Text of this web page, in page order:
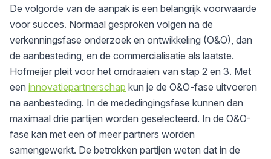
De volgorde van de aanpak is een belangrijk voorwaarde
voor succes. Normaal gesproken volgen na de
verkenningsfase onderzoek en ontwikkeling (O&O), dan
de aanbesteding, en de commercialisatie als laatste.
Hofmeijer pleit voor het omdraaien van stap 2 en 3. Met
een innovatiepartnerschap kun je de O&O-fase uitvoeren
na aanbesteding. In de mededingingsfase kunnen dan
maximaal drie partijen worden geselecteerd. In de O&O-
fase kan met een of meer partners worden
samengewerkt. De betrokken partijen weten dat in de